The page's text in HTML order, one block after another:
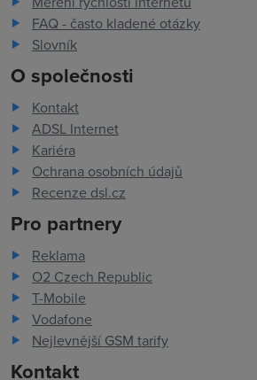
FAQ - často kladené otázky
Slovník
O společnosti
Kontakt
ADSL Internet
Kariéra
Ochrana osobních údajů
Recenze dsl.cz
Pro partnery
Reklama
O2 Czech Republic
T-Mobile
Vodafone
Nejlevnější GSM tarify
Kontakt